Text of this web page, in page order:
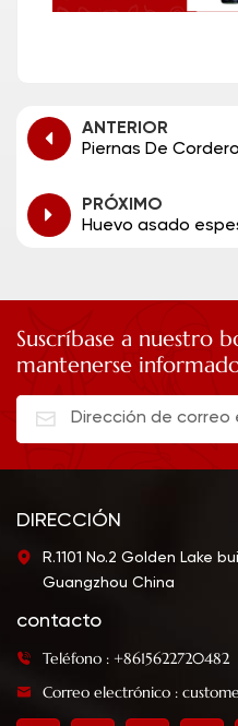
ANTERIOR
Piernas De
PRÓXIMO
Huevo asado
Suscríbase a nuestro
mantenerse
DIRECCIÓN
R.1101 No.2 Golden Lake
Guangzhou China
contacto
Teléfono : +8615622720482
Correo electrónico :